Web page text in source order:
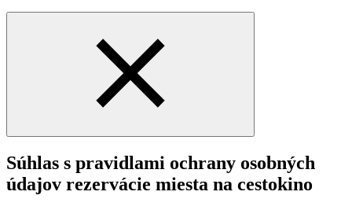
Súhlas s pravidlami ochrany osobných
údajov rezervácie miesta na cestokino